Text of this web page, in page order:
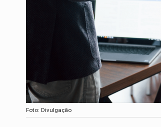
Foto: Divulgação